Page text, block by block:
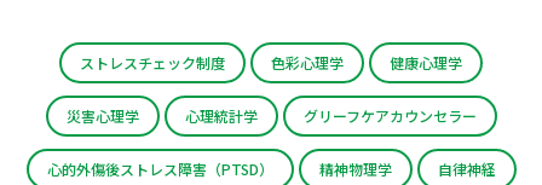
ストレスチェック制度 色彩心理学 健康心理学
災害心理学 心理統計学 グリーフケアカウンセラー
心的外傷後ストレス障害（PTSD） 精神物理学 自律神経